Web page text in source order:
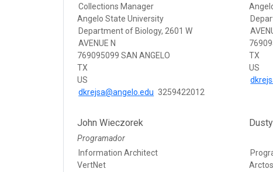
Collections Manager
Angelo State University
Department of Biology, 2601 W
AVENUE N
769095099 SAN ANGELO
TX
US
dkrejsa@angelo.edu 3259422012
TX
US
John Wieczorek
Programador
Information Architect
VertNet
Arctos